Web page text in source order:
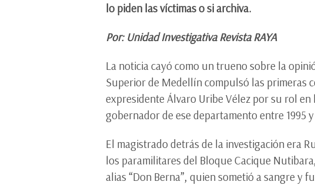
lo piden las víctimas o si archiva.
Por: Unidad Investigativa Revista RAYA
La noticia cayó como un trueno sobre la
Superior de Medellín compulsó las primeras
expresidente Álvaro Uribe Vélez por su rol
gobernador de ese departamento entre 1995 y
El magistrado detrás de la investigación era
los paramilitares del Bloque Cacique
alias “Don Berna”, quien sometió a sangre